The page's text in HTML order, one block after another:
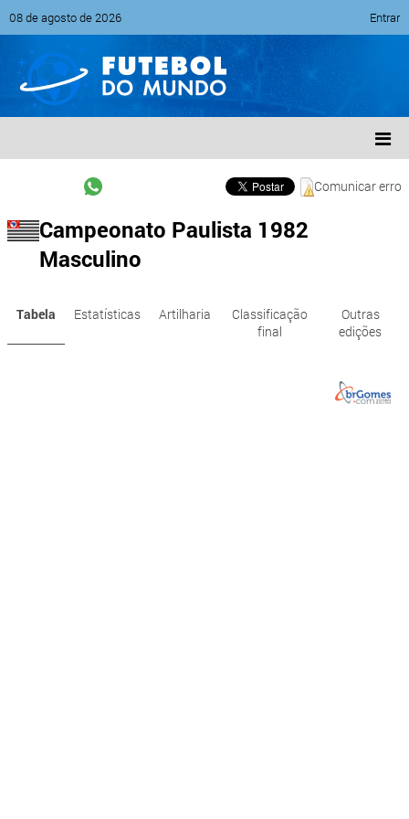
08 de agosto de 2026 Entrar
Comunicar erro
Campeonato Paulista 1982
Masculino
Tabela Estatísticas Artilharia
Classificação
final
Outras
edições